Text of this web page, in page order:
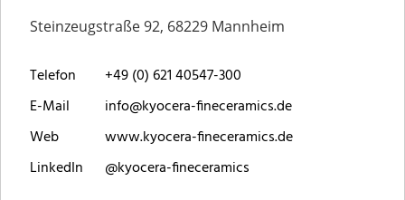
Steinzeugstraße 92, 68229 Mannheim
Telefon
+49 (0) 621 40547-300
E-Mail
info@kyocera-fineceramics.de
Web
www.kyocera-fineceramics.de
LinkedIn
@kyocera-fineceramics